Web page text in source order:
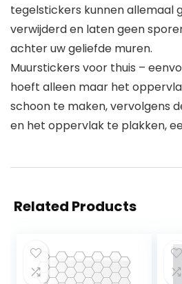
tegelstickers kunnen allemaal
verwijderd en laten geen
achter uw geliefde muren.
Muurstickers voor thuis –
hoeft alleen maar het
schoon te maken, vervolgens
en het oppervlak te plakken,
Related Products